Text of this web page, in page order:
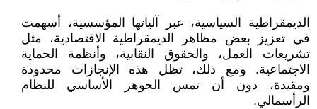
الديمقراطية السياسية، عبر آلياتها المؤسسية، أسهمت
في تعزيز بعض مظاهر الديمقراطية الاقتصادية، مثل
تشريعات العمل، والحقوق النقابية، وأنظمة الحماية
الاجتماعية. ومع ذلك، تظل هذه الإنجازات محدودة
ومقيدة، دون أن تمس الجوهر الأساسي للنظام
الرأسمالي.